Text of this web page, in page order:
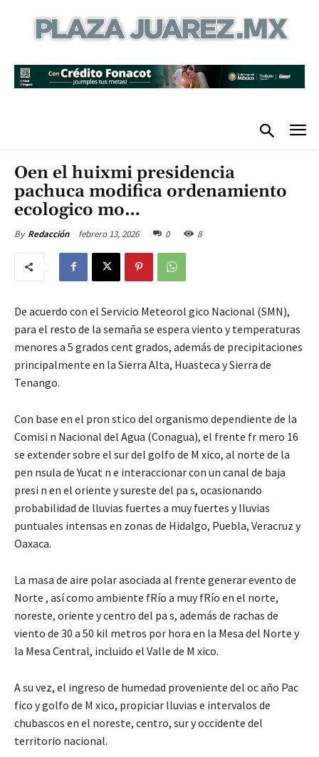
Oen el huixmi presidencia
pachuca modifica ordenamiento
ecologico mo…
By Redacción febrero 13, 2026 0 8
De acuerdo con el Servicio Meteorol gico Nacional (SMN),
para el resto de la semaña se espera viento y temperaturas
menores a 5 grados cent grados, además de precipitaciones
principalmente en la Sierra Alta, Huasteca y Sierra de
Tenango.
Con base en el pron stico del organismo dependiente de la
Comisi n Nacional del Agua (Conagua), el frente fr mero 16
se extender sobre el sur del golfo de M xico, al norte de la
pen nsula de Yucat n e interaccionar con un canal de baja
presi n en el oriente y sureste del pa s, ocasionando
probabilidad de lluvias fuertes a muy fuertes y lluvias
puntuales intensas en zonas de Hidalgo, Puebla, Veracruz y
Oaxaca.
La masa de aire polar asociada al frente generar evento de
Norte , así como ambiente fRío a muy fRío en el norte,
noreste, oriente y centro del pa s, además de rachas de
viento de 30 a 50 kil metros por hora en la Mesa del Norte y
la Mesa Central, incluido el Valle de M xico.
A su vez, el ingreso de humedad proveniente del oc año Pac
fico y golfo de M xico, propiciar lluvias e intervalos de
chubascos en el noreste, centro, sur y occidente del
territorio nacional.